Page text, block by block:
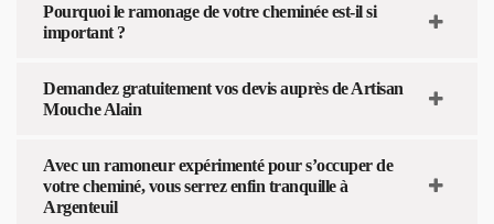
Pourquoi le ramonage de votre cheminée est-il si
important ?
Demandez gratuitement vos devis auprès de Artisan
Mouche Alain
Avec un ramoneur expérimenté pour s’occuper de
votre cheminé, vous serrez enfin tranquille à
Argenteuil